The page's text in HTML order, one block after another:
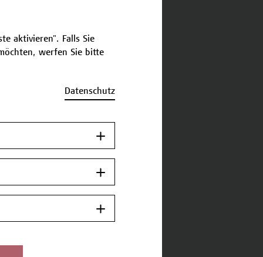
aktivieren". Falls Sie
werfen Sie bitte
Datenschutz